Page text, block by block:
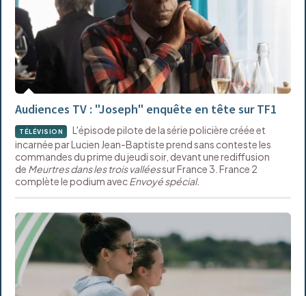
Audiences TV : "Joseph" enquête en tête sur TF1
TÉLÉVISION
L'épisode pilote de la série policière créée et
incarnée par Lucien Jean-Baptiste prend sans conteste les
commandes du prime du jeudi soir, devant une rediffusion
de Meurtres dans les trois valléessur France 3. France 2
complète le podium avecEnvoyé spécial.